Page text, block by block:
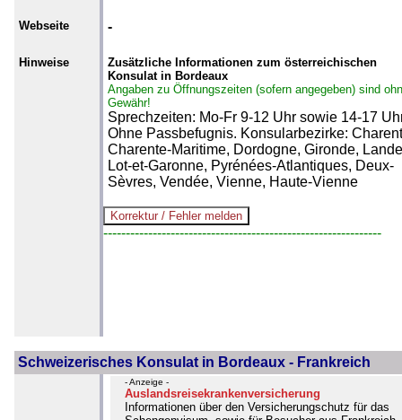
Webseite -
Hinweise
Zusätzliche Informationen zum österreichischen
Konsulat in Bordeaux
Angaben zu Öffnungszeiten (sofern angegeben) sind
Gewähr!
Sprechzeiten: Mo-Fr 9-12 Uhr sowie 14-17
Ohne Passbefugnis. Konsularbezirke:
Charente-Maritime, Dordogne, Gironde,
Lot-et-Garonne, Pyrénées-Atlantiques, Deux-
Sèvres, Vendée, Vienne, Haute-Vienne
--------------------------------------------------------------
Schweizerisches Konsulat in Bordeaux - Frankreich
- Anzeige -
Auslandsreisekrankenversicherung
Informationen über den Versicherungschutz für das